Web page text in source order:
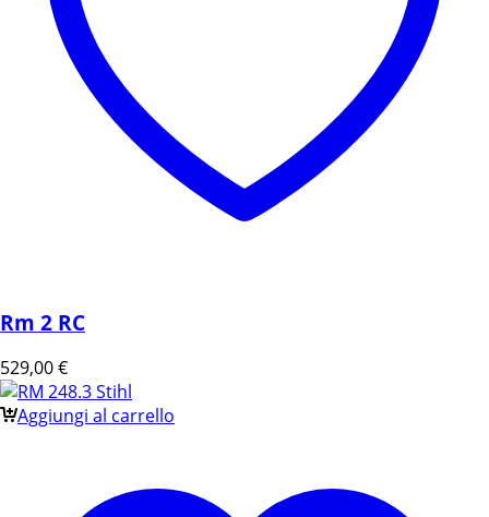
Rm 2 RC
529,00€
Aggiungi al carrello